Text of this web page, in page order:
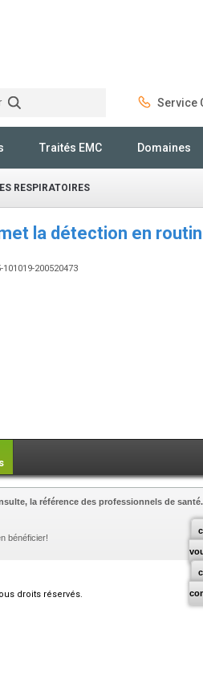
Service
Traités EMC Domaines
RESPIRATOIRES
la détection en
101019-200520473
la référence des professionnels de santé.
bénéficier!
droits réservés.